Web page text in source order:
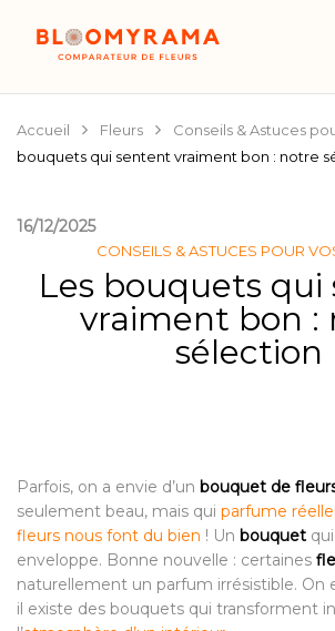
Accueil Fleurs Conseils & Astuces
bouquets qui sentent vraiment bon : notre
16/12/2025
CONSEILS & ASTUCES POUR
Les bouquets
vraiment bon :
sélection
Parfois, on a envie d’un bouquet de
seulement beau, mais qui parfume
fleurs nous font du bien ! Un bouquet
enveloppe. Bonne nouvelle : certaines
naturellement un parfum irrésistible. On
il existe des bouquets qui transforment